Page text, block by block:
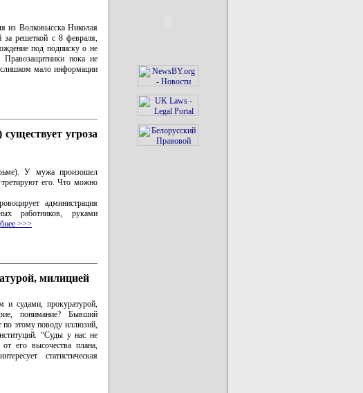
из Волковысска Николая
решеткой с 8 февраля,
под подписку о не
Правозащитники пока не
мало информации
угроза
У мужа произошел
третируют его. Что можно
администрация
работников, руками
>>>
милицией
и судами, прокуратурой,
понимание? Бывший
по этому поводу иллюзий,
“Суды у нас не
его высочества плана,
статистическая